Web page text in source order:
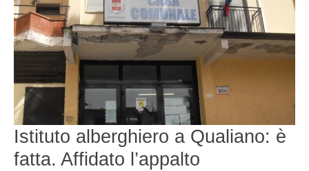
Istituto alberghiero a Qualiano: è
fatta. Affidato l’appalto
a
Qualiano:
è
fatta.